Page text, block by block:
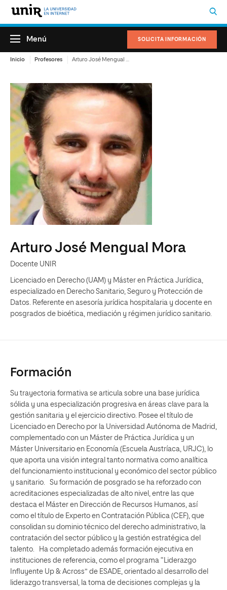
SOLICITA INFORMACIÓN
Menú
Inicio Profesores
Arturo José Mengual Mora
Docente UNIR
Licenciado en Derecho (UAM) y Máster en Práctica Jurídica,
especializado en Derecho Sanitario, Seguro y Protección de
Datos. Referente en asesoría jurídica hospitalaria y docente en
posgrados de bioética, mediación y régimen jurídico sanitario.
Formación
Su trayectoria formativa se articula sobre una base jurídica
sólida y una especialización progresiva en áreas clave para la
gestión sanitaria y el ejercicio directivo. Posee el título de
Licenciado en Derecho por la Universidad Autónoma de Madrid,
complementado con un Máster de Práctica Jurídica y un
Máster Universitario en Economía (Escuela Austríaca, URJC), lo
que aporta una visión integral tanto normativa como analítica
del funcionamiento institucional y económico del sector público
y sanitario. Su formación de posgrado se ha reforzado con
acreditaciones especializadas de alto nivel, entre las que
destaca el Máster en Dirección de Recursos Humanos, así
como el título de Experto en Contratación Pública (CEF), que
consolidan su dominio técnico del derecho administrativo, la
contratación del sector público y la gestión estratégica del
talento. Ha completado además formación ejecutiva en
instituciones de referencia, como el programa “Liderazgo
Influyente Up & Across” de ESADE, orientado al desarrollo del
liderazgo transversal, la toma de decisiones complejas y la